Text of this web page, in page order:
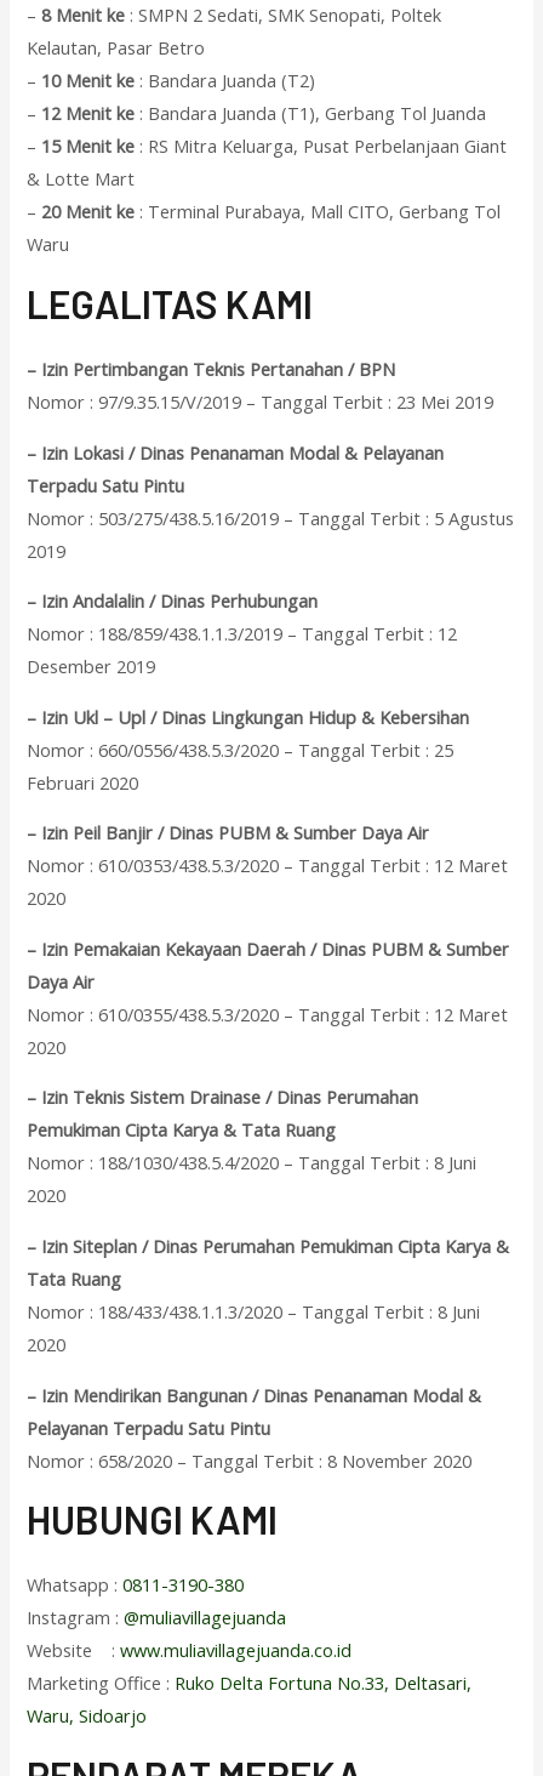
–8 Menit ke : SMPN 2 Sedati, SMK Senopati, Poltek
Kelautan, Pasar Betro
– 10 Menit ke : Bandara Juanda (T2)
– 12 Menit ke : Bandara Juanda (T1), Gerbang Tol Juanda
– 15 Menit ke : RS Mitra Keluarga, Pusat Perbelanjaan Giant
& Lotte Mart
– 20 Menit ke : Terminal Purabaya, Mall CITO, Gerbang Tol
Waru
LEGALITAS KAMI
– Izin Pertimbangan Teknis Pertanahan / BPN
Nomor : 97/9.35.15/V/2019 – Tanggal Terbit : 23 Mei 2019
– Izin Lokasi / Dinas Penanaman Modal & Pelayanan
Terpadu Satu Pintu
Nomor : 503/275/438.5.16/2019 – Tanggal Terbit : 5 Agustus
2019
– Izin Andalalin / Dinas Perhubungan
Nomor : 188/859/438.1.1.3/2019 – Tanggal Terbit : 12
Desember 2019
– Izin Ukl – Upl / Dinas Lingkungan Hidup & Kebersihan
Nomor : 660/0556/438.5.3/2020 – Tanggal Terbit : 25
Februari 2020
– Izin Peil Banjir / Dinas PUBM & Sumber Daya Air
Nomor : 610/0353/438.5.3/2020 – Tanggal Terbit : 12 Maret
2020
– Izin Pemakaian Kekayaan Daerah / Dinas PUBM & Sumber
Daya Air
Nomor : 610/0355/438.5.3/2020 – Tanggal Terbit : 12 Maret
2020
– Izin Teknis Sistem Drainase / Dinas Perumahan
Pemukiman Cipta Karya & Tata Ruang
Nomor : 188/1030/438.5.4/2020 – Tanggal Terbit : 8 Juni
2020
– Izin Siteplan / Dinas Perumahan Pemukiman Cipta Karya &
Tata Ruang
Nomor : 188/433/438.1.1.3/2020 – Tanggal Terbit : 8 Juni
2020
– Izin Mendirikan Bangunan / Dinas Penanaman Modal &
Pelayanan Terpadu Satu Pintu
Nomor : 658/2020 – Tanggal Terbit : 8 November 2020
HUBUNGI KAMI
Whatsapp :0811-3190-380
Instagram :@muliavillagejuanda
Website :www.muliavillagejuanda.co.id
Marketing Office : Ruko Delta Fortuna No.33, Deltasari,
Waru, Sidoarjo